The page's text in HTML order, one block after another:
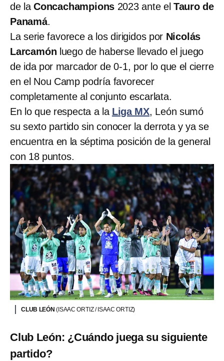
de la Concachampions 2023 ante el Tauro de
Panamá.
La serie favorece a los dirigidos por Nicolás
Larcamón luego de haberse llevado el juego
de ida por marcador de 0-1, por lo que el cierre
en el Nou Camp podría favorecer
completamente al conjunto escarlata.
En lo que respecta a la Liga MX, León sumó
su sexto partido sin conocer la derrota y ya se
encuentra en la séptima posición de la general
con 18 puntos.
CLUB LEÓN(ISAAC ORTIZ / ISAAC ORTIZ)
Club León: ¿Cuándo juega su siguiente
partido?